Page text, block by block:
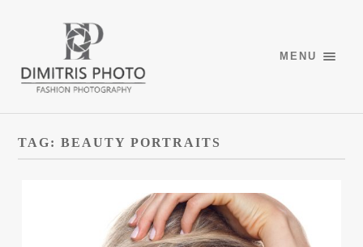
MENU
TAG:BEAUTY PORTRAITS